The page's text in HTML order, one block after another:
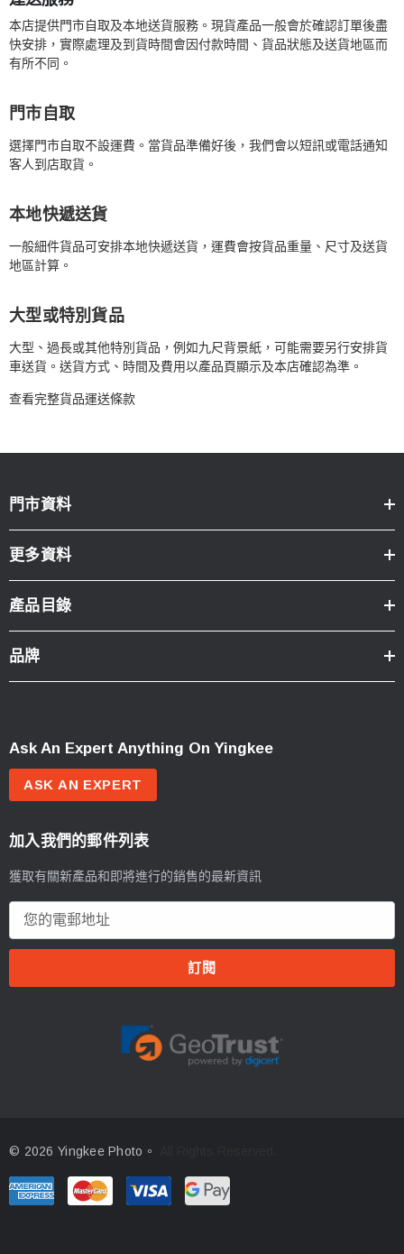
本店提供門市自取及本地送貨服務。現貨產品一般會於確認訂單後盡
快安排，實際處理及到貨時間會因付款時間、貨品狀態及送貨地區而
有所不同。
門市自取
選擇門市自取不設運費。當貨品準備好後，我們會以短訊或電話通知
客人到店取貨。
本地快遞送貨
一般細件貨品可安排本地快遞送貨，運費會按貨品重量、尺寸及送貨
地區計算。
大型或特別貨品
大型、過長或其他特別貨品，例如九尺背景紙，可能需要另行安排貨
車送貨。送貨方式、時間及費用以產品頁顯示及本店確認為準。
查看完整貨品運送條款
門市資料
更多資料
產品目錄
品牌
Ask An Expert Anything On Yingkee
ASK AN EXPERT
加入我們的郵件列表
獲取有關新產品和即將進行的銷售的最新資訊
郵
© 2026 Yingkee Photo。